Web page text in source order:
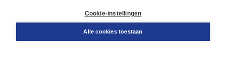
Cookie-instellingen
Alle cookies toestaan